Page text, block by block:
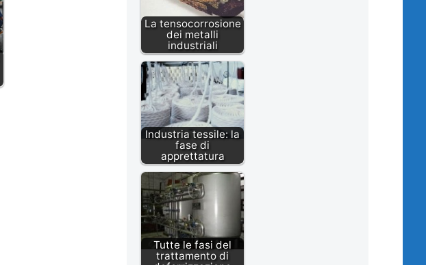
La tensocorrosione
dei metalli
industriali
Industria tessile: la
fase di
apprettatura
Tutte le fasi del
trattamento di